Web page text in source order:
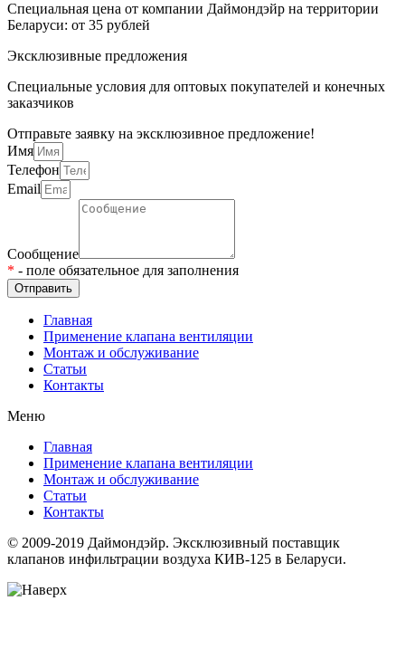
Специальная цена от компании Даймондэйр на территории
Беларуси: от 35 рублей
Эксклюзивные предложения
Специальные условия для оптовых покупателей и конечных
заказчиков
Отправьте заявку на эксклюзивное предложение!
Имя
Телефон
Email
Сообщение
* - поле обязательное для заполнения
Отправить
Главная
Применение клапана вентиляции
Монтаж и обслуживание
Статьи
Контакты
Меню
Главная
Применение клапана вентиляции
Монтаж и обслуживание
Статьи
Контакты
© 2009-2019 Даймондэйр. Эксклюзивный поставщик
клапанов инфильтрации воздуха КИВ-125 в Беларуси.